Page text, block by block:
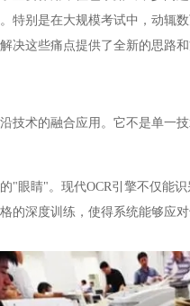
别是在大规模考试中，动辄
决这些痛点提供了全新的思路
术的融合应用。它不是单一技
睛"。现代OCR引擎不仅能
的深度训练，使得系统能够应对